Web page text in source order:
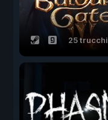
25 trucchi